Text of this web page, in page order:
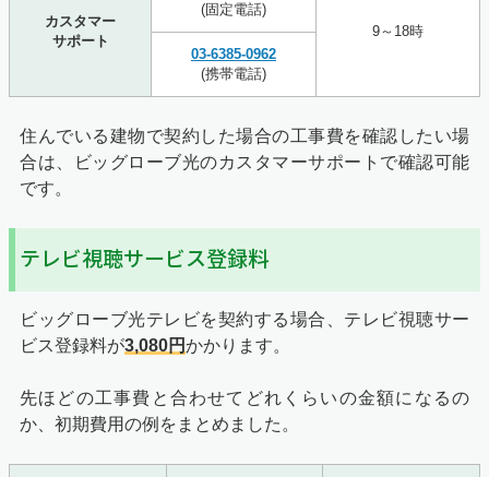
カスタマー
サポート
(固定電話)
9～18時
03-6385-0962
(携帯電話)
住んでいる建物で契約した場合の工事費を確認したい場
合は、ビッグローブ光のカスタマーサポートで確認可能
です。
テレビ視聴サービス登録料
ビッグローブ光テレビを契約する場合、テレビ視聴サー
ビス登録料が3,080円かかります。
先ほどの工事費と合わせてどれくらいの金額になるの
か、初期費用の例をまとめました。